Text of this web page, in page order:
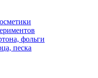
фольги
песка